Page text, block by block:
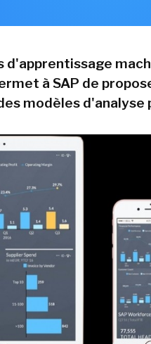
d'apprentissage
à SAP de
modèles d'analyse